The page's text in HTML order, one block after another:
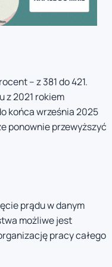
– z 381 do 421.
z 2021 rokiem
końca września 2025
ponownie przewyższyć
prądu w danym
możliwe jest
pracy całego